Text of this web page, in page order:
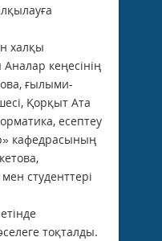
халқы
кеңесінің
ғылыми-
Қорқыт Ата
есептеу
кафедрасының
студенттері
тоқталды.